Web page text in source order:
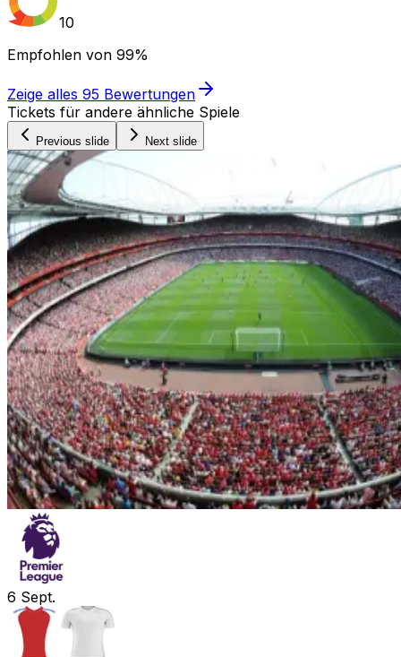
10
Empfohlen von 99%
Zeige alles 95 Bewertungen
Tickets für andere ähnliche Spiele
Previous slide Next slide
6 Sept.